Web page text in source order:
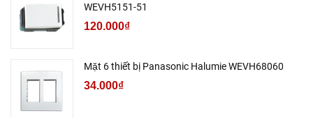
WEVH5151-51
120.000₫
Mặt 6 thiết bị Panasonic Halumie WEVH68060
34.000₫